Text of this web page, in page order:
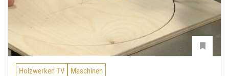
Holzwerken TV Maschinen